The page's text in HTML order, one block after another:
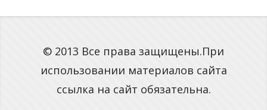
© 2013 Все права защищены.При
использовании материалов сайта
ссылка на сайт обязательна.